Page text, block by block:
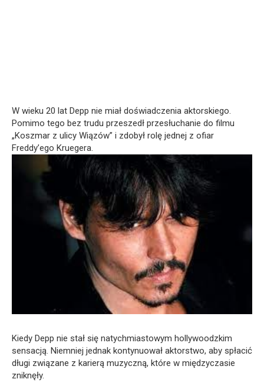
W wieku 20 lat Depp nie miał doświadczenia aktorskiego.
Pomimo tego bez trudu przeszedł przesłuchanie do filmu
„Koszmar z ulicy Wiązów” i zdobył rolę jednej z ofiar
Freddy’ego Kruegera.
Kiedy Depp nie stał się natychmiastowym hollywoodzkim
sensacją. Niemniej jednak kontynuował aktorstwo, aby spłacić
długi związane z karierą muzyczną, które w międzyczasie
zniknęły.